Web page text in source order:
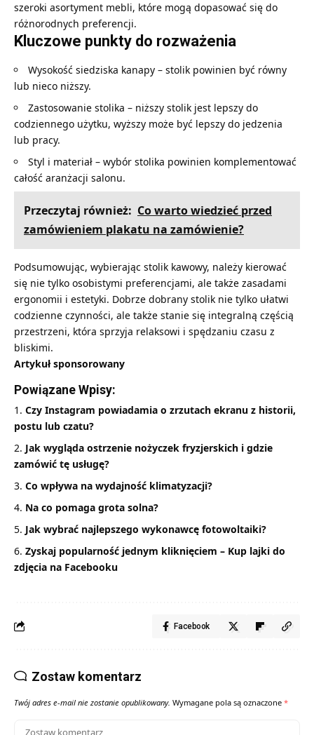
szeroki asortyment mebli, które mogą dopasować się do
różnorodnych preferencji.
Kluczowe punkty do rozważenia
Wysokość siedziska kanapy – stolik powinien być równy
lub nieco niższy.
Zastosowanie stolika – niższy stolik jest lepszy do
codziennego użytku, wyższy może być lepszy do jedzenia
lub pracy.
Styl i materiał – wybór stolika powinien komplementować
całość aranżacji salonu.
Przeczytaj również: Co warto wiedzieć przed
zamówieniem plakatu na zamówienie?
Podsumowując, wybierając stolik kawowy, należy kierować
się nie tylko osobistymi preferencjami, ale także zasadami
ergonomii i estetyki. Dobrze dobrany stolik nie tylko ułatwi
codzienne czynności, ale także stanie się integralną częścią
przestrzeni, która sprzyja relaksowi i spędzaniu czasu z
bliskimi.
Artykuł sponsorowany
Powiązane Wpisy:
Czy Instagram powiadamia o zrzutach ekranu z historii,
postu lub czatu?
Jak wygląda ostrzenie nożyczek fryzjerskich i gdzie
zamówić tę usługę?
Co wpływa na wydajność klimatyzacji?
Na co pomaga grota solna?
Jak wybrać najlepszego wykonawcę fotowoltaiki?
Zyskaj popularność jednym kliknięciem – Kup lajki do
zdjęcia na Facebooku
Facebook
Zostaw komentarz
Twój adres e-mail nie zostanie opublikowany. Wymagane pola są oznaczone *